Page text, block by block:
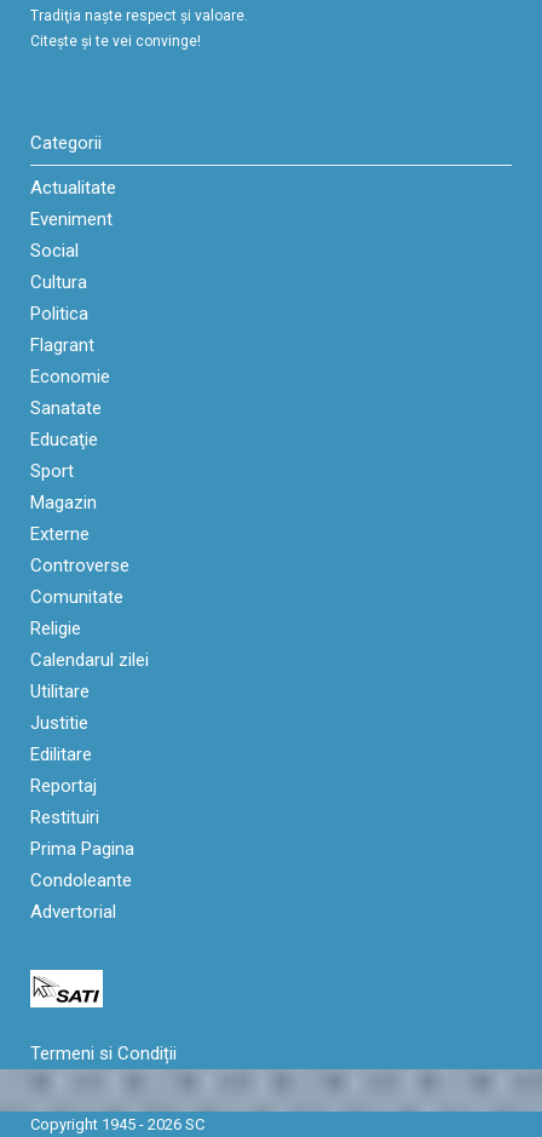
Tradiţia naşte respect şi valoare.
Citeşte şi te vei convinge!
Categorii
Actualitate
Eveniment
Social
Cultura
Politica
Flagrant
Economie
Sanatate
Educaţie
Sport
Magazin
Externe
Controverse
Comunitate
Religie
Calendarul zilei
Utilitare
Justitie
Edilitare
Reportaj
Restituiri
Prima Pagina
Condoleante
Advertorial
Termeni si Condiții
Copyright 1945 - 2026 SC